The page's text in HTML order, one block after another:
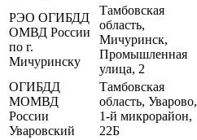
РЭО ОГИБДД
ОМВД России
по г.
Мичуринску
Тамбовская
область,
Мичуринск,
Промышленная
улица, 2
ОГИБДД
МОМВД
России
Уваровский
Тамбовская
область, Уварово,
1-й микрорайон,
22Б